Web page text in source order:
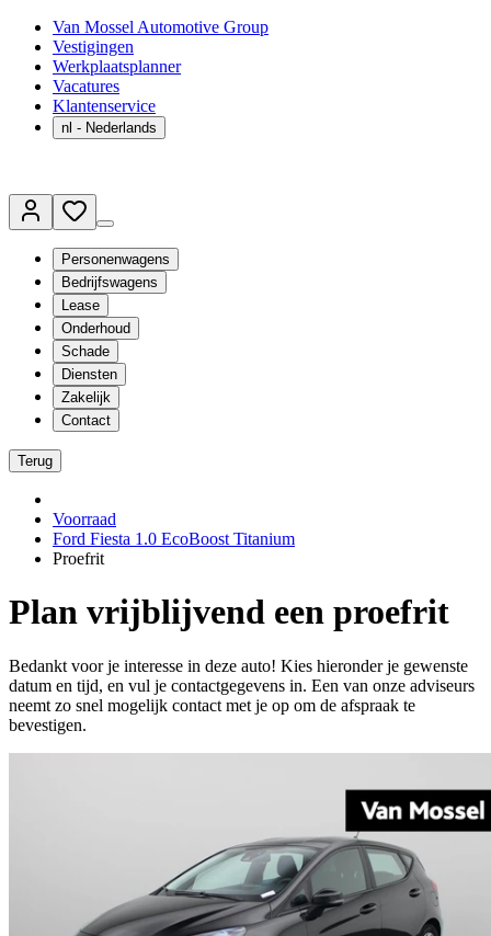
Van Mossel Automotive Group
Vestigingen
Werkplaatsplanner
Vacatures
Klantenservice
nl - Nederlands
Personenwagens
Bedrijfswagens
Lease
Onderhoud
Schade
Diensten
Zakelijk
Contact
Terug
Voorraad
Ford Fiesta 1.0 EcoBoost Titanium
Proefrit
Plan vrijblijvend een proefrit
Bedankt voor je interesse in deze auto! Kies hieronder je gewenste
datum en tijd, en vul je contactgegevens in. Een van onze adviseurs
neemt zo snel mogelijk contact met je op om de afspraak te
bevestigen.